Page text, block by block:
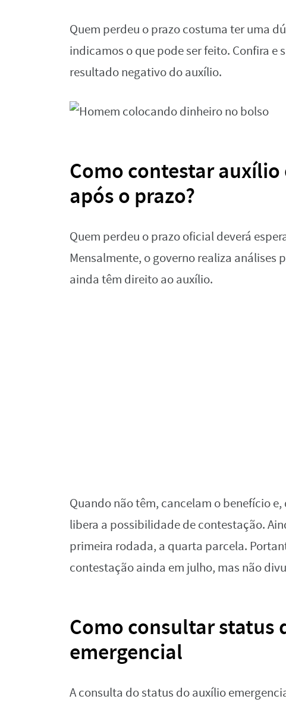
Quem perdeu o prazo costuma ter uma
indicamos o que pode ser feito. Confira
resultado negativo do auxílio.
Como contestar
após o prazo?
Quem perdeu o prazo oficial deverá
Mensalmente, o governo realiza análises
ainda têm direito ao auxílio.
Quando não têm, cancelam o benefício
libera a possibilidade de contestação.
primeira rodada, a quarta parcela.
contestação ainda em julho, mas não
Como consultar status
emergencial
A consulta do status do auxílio